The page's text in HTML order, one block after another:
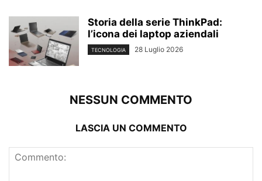
Storia della serie ThinkPad:
l’icona dei laptop aziendali
TECNOLOGIA 28 Luglio 2026
NESSUN COMMENTO
LASCIA UN COMMENTO